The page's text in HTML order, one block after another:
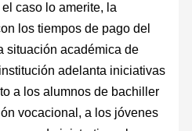
caso lo amerite, la
los tiempos de pago del
situación académica de
adelanta iniciativas
a los alumnos de bachiller
vocacional, a los jóvenes